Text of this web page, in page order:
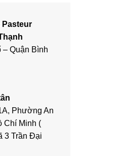
– Quận Bình
Phường An
Chí Minh (
3 Trần Đại